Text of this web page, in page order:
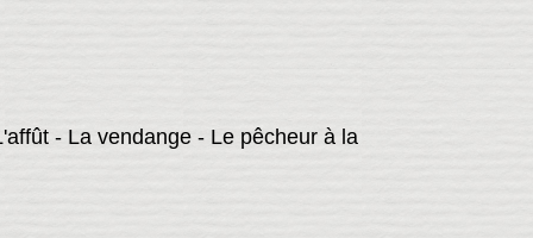
- La vendange - Le pêcheur à la